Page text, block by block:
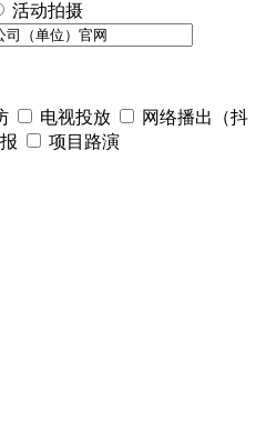
活动拍摄
电视投放
网络播出（抖
项目路演